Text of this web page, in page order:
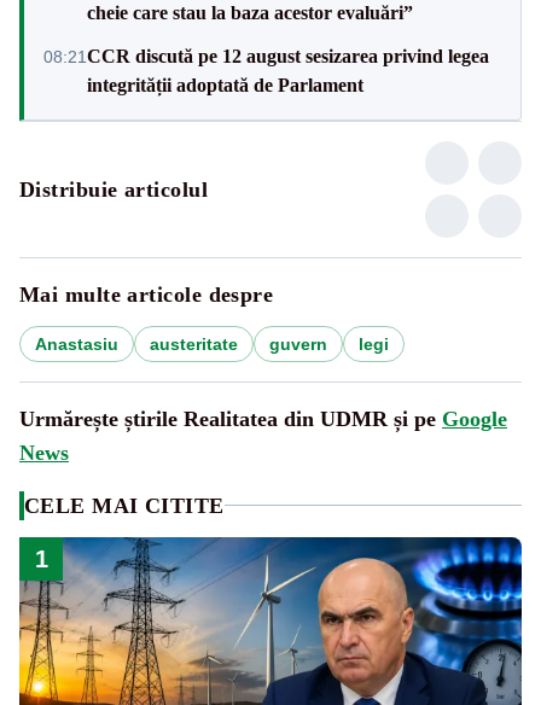
cheie care stau la baza acestor evaluări”
08:21CCR discută pe 12 august sesizarea privind legea
integrității adoptată de Parlament
Distribuie articolul
Mai multe articole despre
Anastasiu austeritate guvern legi
Urmărește știrile Realitatea din UDMR și pe Google
News
CELE MAI CITITE
1